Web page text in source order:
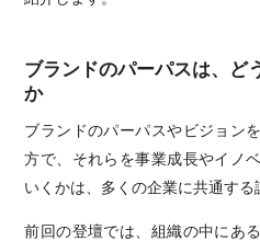
ブランドのパーパスは、ど
か
ブランドのパーパスやビジョン
方で、それらを事業成長やイノ
いくかは、多くの企業に共通する
前回の登壇では、組織の中にあ